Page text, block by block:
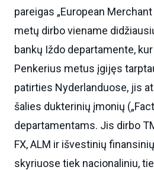
pareigas „European
metų dirbo viename
bankų Iždo departamente,
Penkerius metus įgijęs
patirties Nyderlanduose, jis
šalies dukterinių įmonių
departamentams. Jis dirbo
FX, ALM ir išvestinių
skyriuose tiek nacionaliniu,